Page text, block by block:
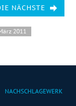
NÄCHSTE
2011
NACHSCHLAGEWERK